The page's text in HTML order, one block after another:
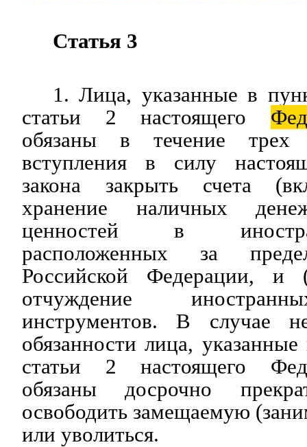
Статья 3
1. Лица, указанные в
статьи 2 настоящего
обязаны в течение
вступления в силу
закона закрыть счета
хранение наличных
ценностей в
расположенных за
Российской Федерации, и
отчуждение
инструментов. В случае
обязанности лица,
статьи 2 настоящего
обязаны досрочно
освободить замещаемую
или уволиться.